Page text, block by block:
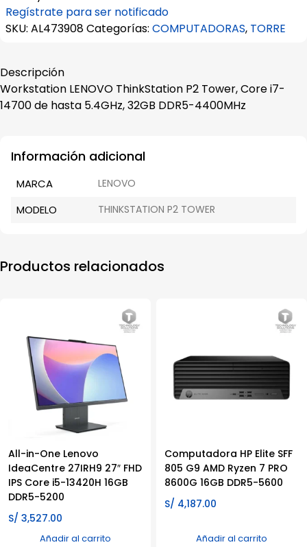
Regístrate para ser notificado
SKU: AL473908Categorías: COMPUTADORAS, TORRE
Descripción
Workstation LENOVO ThinkStation P2 Tower, Core i7-
14700 de hasta 5.4GHz, 32GB DDR5-4400MHz
Información adicional
MARCA LENOVO
MODELO THINKSTATION P2 TOWER
Productos relacionados
All-in-One Lenovo
IdeaCentre 27IRH9 27″ FHD
IPS Core i5-13420H 16GB
DDR5-5200
S/ 3,527.00
Añadir al carrito
Computadora HP Elite SFF
805 G9 AMD Ryzen 7 PRO
8600G 16GB DDR5-5600
S/ 4,187.00
Añadir al carrito